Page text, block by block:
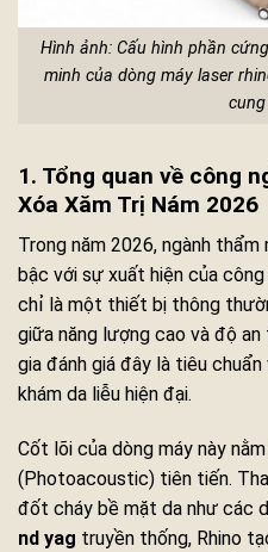
Hình ảnh: Cấu hình phần
minh của dòng máy laser
1. Tổng quan về công
Xóa Xăm Trị Nám 2026
Trong năm 2026, ngành
bậc với sự xuất hiện của
chỉ là một thiết bị thông
giữa năng lượng cao và độ
gia đánh giá đây là tiêu
khám da liễu hiện đại.
Cốt lõi của dòng máy này
(Photoacoustic) tiên tiến.
đốt cháy bề mặt da như các
nd yag truyền thống, Rhino